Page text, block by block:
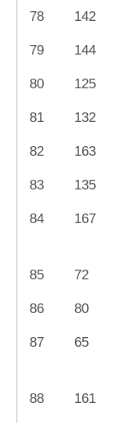
78 142
79 144
80 125
81 132
82 163
83 135
84 167
85 72
86 80
87 65
88 161